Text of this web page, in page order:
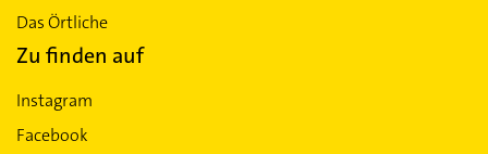
Das Örtliche
Zu finden auf
Instagram
Facebook